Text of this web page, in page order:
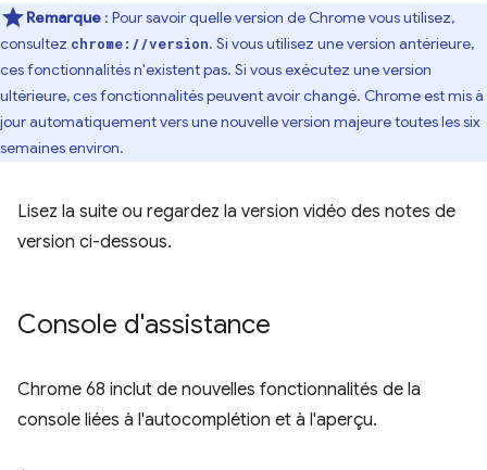
Remarque : Pour savoir quelle version de Chrome vous utilisez,
consultez chrome://version. Si vous utilisez une version antérieure,
ces fonctionnalités n'existent pas. Si vous exécutez une version
ultérieure, ces fonctionnalités peuvent avoir changé. Chrome est mis à
jour automatiquement vers une nouvelle version majeure toutes les six
semaines environ.
Lisez la suite ou regardez la version vidéo des notes de
version ci-dessous.
Console d'assistance
Chrome 68 inclut de nouvelles fonctionnalités de la
console liées à l'autocomplétion et à l'aperçu.